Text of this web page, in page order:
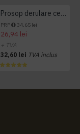
Prosop derulare centrala 1 pliu, 300 m Tork
PRP 34,65 lei
26,94 lei
+ TVA
32,60 lei TVA inclus